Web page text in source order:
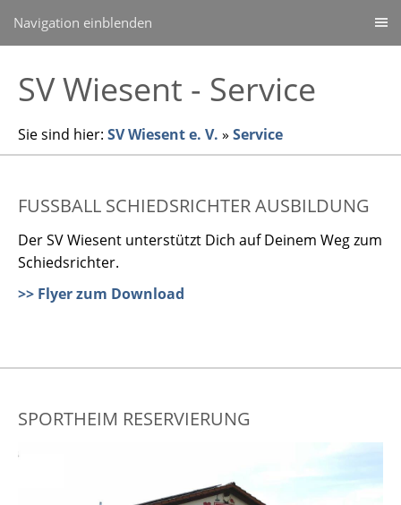
Navigation einblenden
SV Wiesent - Service
Sie sind hier: SV Wiesent e. V. » Service
FUSSBALL SCHIEDSRICHTER AUSBILDUNG
Der SV Wiesent unterstützt Dich auf Deinem Weg zum
Schiedsrichter.
>> Flyer zum Download
SPORTHEIM RESERVIERUNG